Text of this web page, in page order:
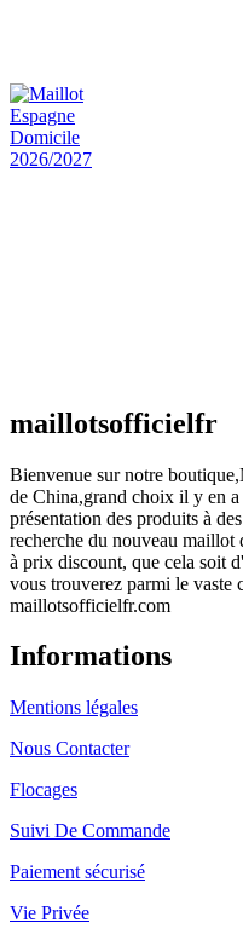
maillotsofficielfr
Bienvenue sur notre
de China,grand choix il y en
présentation des produits à
recherche du nouveau
à prix discount, que cela soit
vous trouverez parmi le vaste
maillotsofficielfr.com
Informations
Mentions légales
Nous Contacter
Flocages
Suivi De Commande
Paiement sécurisé
Vie Privée